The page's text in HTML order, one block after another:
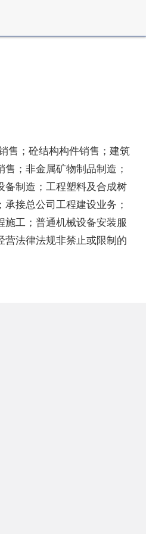
售；砼结构构件销售；建筑
；非金属矿物制品制造；
备制造；工程塑料及合成树
接总公司工程建设业务；
工；普通机械设备安装服
营法律法规非禁止或限制的